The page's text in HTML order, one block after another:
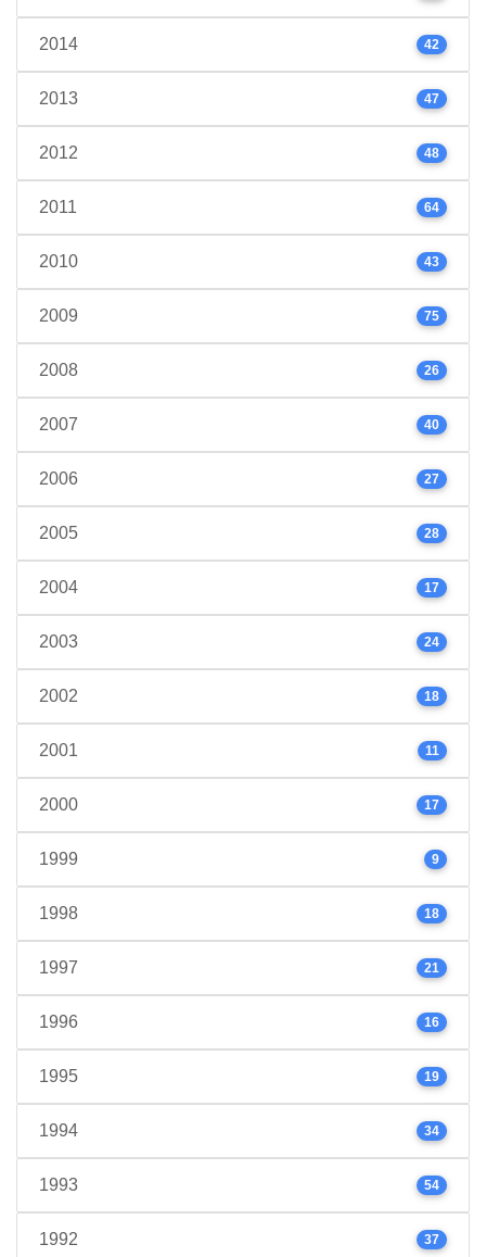
2014 42
2013 47
2012 48
2011 64
2010 43
2009 75
2008 26
2007 40
2006 27
2005 28
2004 17
2003 24
2002 18
2001 11
2000 17
1999 9
1998 18
1997 21
1996 16
1995 19
1994 34
1993 54
1992 37